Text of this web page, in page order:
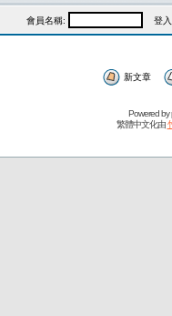
會員名稱: 登入
新文章
Powered by
繁體中文化由